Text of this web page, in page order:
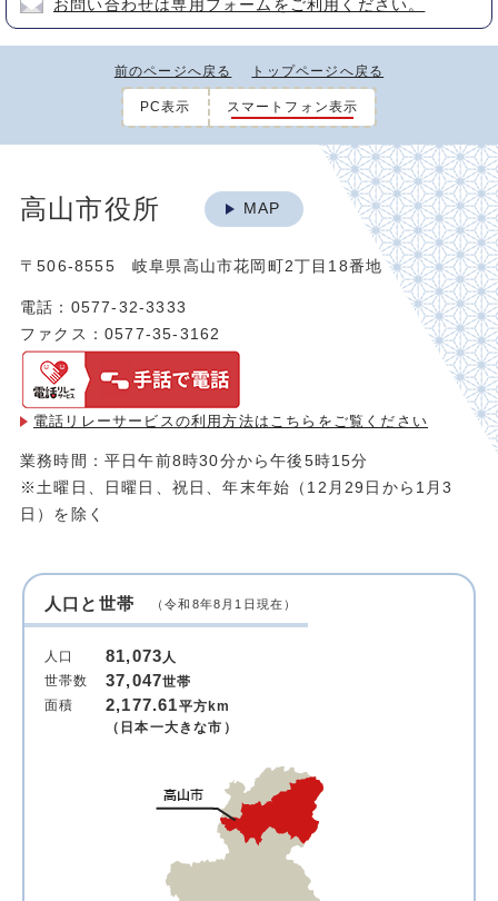
お問い合わせは専用フォームをご利用ください。
前のページへ戻る トップページへ戻る
PC表示 スマートフォン表示
高山市役所 MAP
〒506-8555 岐阜県高山市花岡町2丁目18番地
電話：0577-32-3333
ファクス：0577-35-3162
電話リレーサービスの利用方法は こちらをご覧ください
業務時間：平日午前8時30分から午後5時15分
※土曜日、日曜日、祝日、年末年始（12月29日から1月3
日）を除く
人口と世帯 （令和8年8月1日現在）
人口 81,073人
世帯数
37,047世帯
面積
2,177.61平方km
（日本一大きな市）